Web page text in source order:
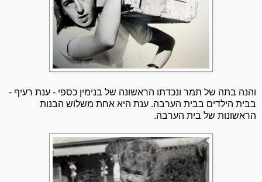
והנה בתה של תמר ונכדתו הראשונה של בנימין כספי - ענת רעיף -
בבית הילדים בבית הערבה. ענת היא אחת משלוש הבנות
הראשונות של בית הערבה.